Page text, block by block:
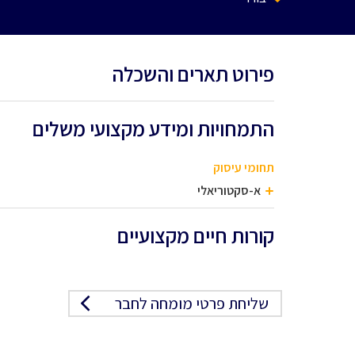
פירוט תארים והשכלה
התמחויות ומידע מקצועי משלים
תחומי עיסוק
א-סקטוריאלי
קורות חיים מקצועיים
שליחת פרטי מומחה לחבר